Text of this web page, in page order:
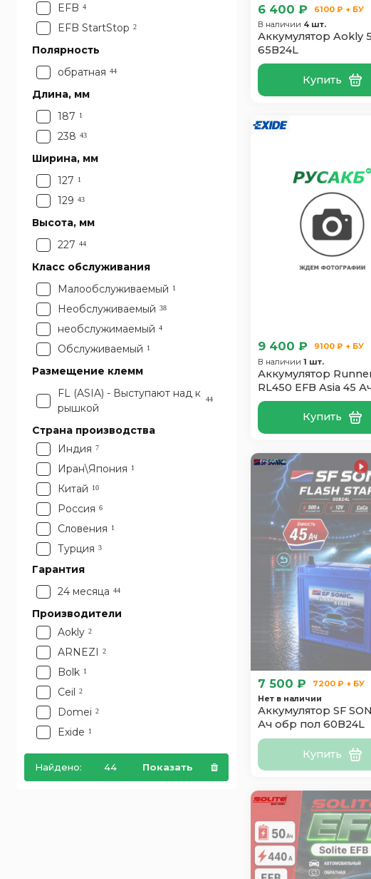
EFB 4
EFB StartStop 2
Полярность
обратная 44
Длина, мм
187
1
238 43
Ширина, мм
127
1
129 43
Высота, мм
227 44
Класс обслуживания
Малообслуживаемый
1
Необслуживаемый 38
необслужимаемый 4
Обслуживаемый 1
Размещение клемм
FL (ASIA) - Выступают над к
рышкой
44
Страна производства
Индия 7
Иран\Япония 1
Китай 10
Россия 6
Словения 1
Турция 3
Франция
Чехия
Южная Корея
Япония
Гарантия
24 месяца 44
Производители
Aokly 2
ARNEZI 2
Bolk 1
Ceil 2
Domei 2
Exide 1
Furukawa Battery
Ganz
Найдено: 44 Показать
6 400 ₽
6100 ₽ + БУ
В наличии 4 шт.
Аккумулятор Aokly
65B24L
Купить
9 400 ₽
9100 ₽ + БУ
В наличии 1 шт.
Аккумулятор
RL450 EFB Asia 45
пол
Купить
7 500 ₽
7200 ₽ + БУ
Нет в наличии
Аккумулятор SF
Ач обр пол 60B24L
Купить